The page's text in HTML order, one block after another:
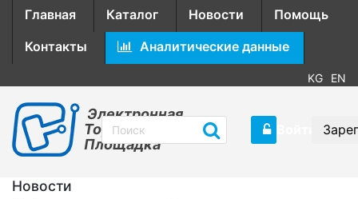
Главная Каталог Новости
Помощь
Контакты
Аналитические данные
KG EN
Электронная
Торговая
Площадка
Новости